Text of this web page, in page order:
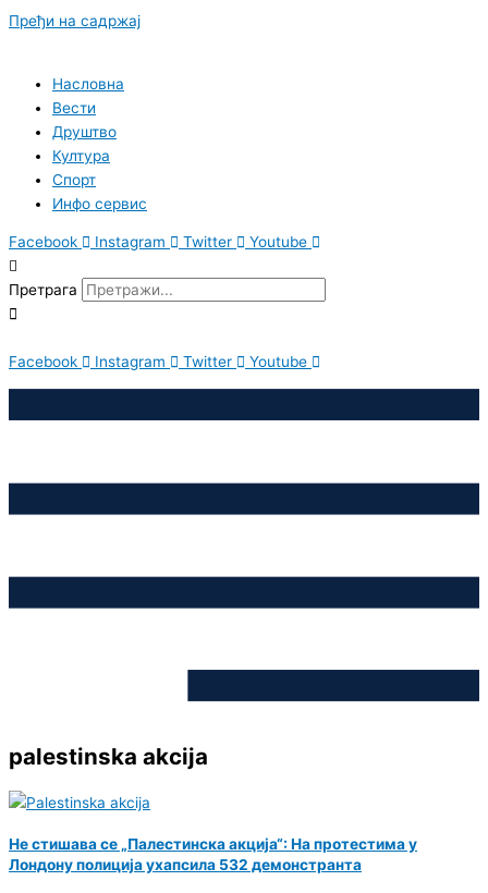
Пређи на садржај
Насловна
Вести
Друштво
Култура
Спорт
Инфо сервис
Facebook Instagram Twitter Youtube
Претрага
Facebook Instagram Twitter Youtube
palestinska akcija
Не стишава се „Палестинска акција“: На протестима у
Лондону полиција ухапсила 532 демонстранта